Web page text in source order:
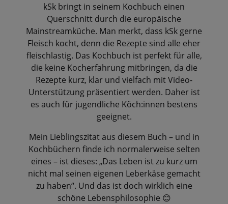
kSk bringt in seinem Kochbuch einen
Querschnitt durch die europäische
Mainstreamküche. Man merkt, dass kSk gerne
Fleisch kocht, denn die Rezepte sind alle eher
fleischlastig. Das Kochbuch ist perfekt für alle,
die keine Kocherfahrung mitbringen, da die
Rezepte kurz, klar und vielfach mit Video-
Unterstützung präsentiert werden. Daher ist
es auch für jugendliche Köch:innen bestens
geeignet.
Mein Lieblingszitat aus diesem Buch – und in
Kochbüchern finde ich normalerweise selten
eines – ist dieses: „Das Leben ist zu kurz um
nicht mal seinen eigenen Leberkäse gemacht
zu haben“. Und das ist doch wirklich eine
schöne Lebensphilosophie 😊